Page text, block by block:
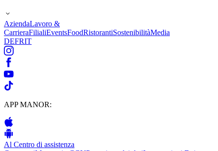
AziendaLavoro &
CarrieraFilialiEventsFoodRistorantiSostenibilitàMedia
DEFRIT
APP MANOR:
Al Centro di assistenza